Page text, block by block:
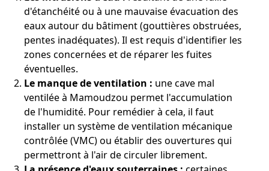
d'étanchéité ou à une mauvaise évacuation des
eaux autour du bâtiment (gouttières obstruées,
pentes inadéquates). Il est requis d'identifier les
zones concernées et de réparer les fuites
éventuelles.
Le manque de ventilation : une cave mal
ventilée à Mamoudzou permet l'accumulation
de l'humidité. Pour remédier à cela, il faut
installer un système de ventilation mécanique
contrôlée (VMC) ou établir des ouvertures qui
permettront à l'air de circuler librement.